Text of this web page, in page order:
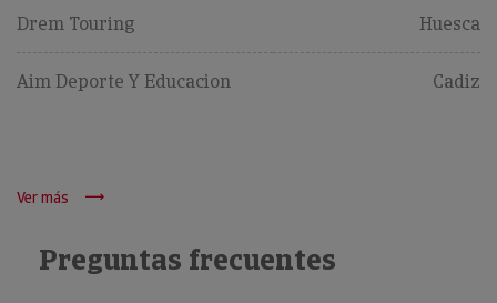
Drem Touring Huesca
Aim Deporte Y Educacion Cadiz
Ver más
Preguntas frecuentes